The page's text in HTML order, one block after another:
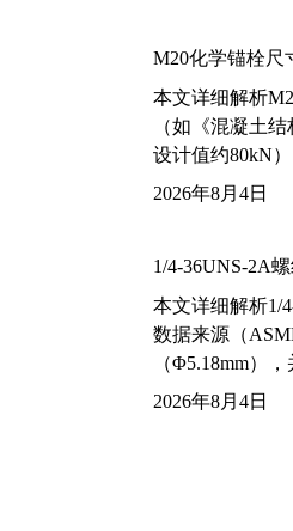
M20化学锚栓尺
本文详细解析
（如《混凝土
设计值约80kN
2026年8月4日
1/4-36UNS-2A
本文详细解析1/
数据来源（
（Φ5.18mm）
2026年8月4日